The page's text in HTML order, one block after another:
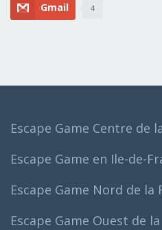
Gmail 4
Escape Game Centre de
Escape Game en Ile-de-
Escape Game Nord de la
Escape Game Ouest de